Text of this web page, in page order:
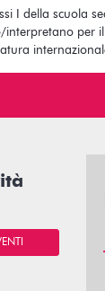
I della scuola
interpretano per